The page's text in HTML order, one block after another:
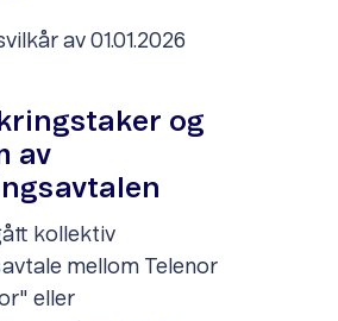
av 01.01.2026
og
av
kollektiv
mellom Telenor
eller